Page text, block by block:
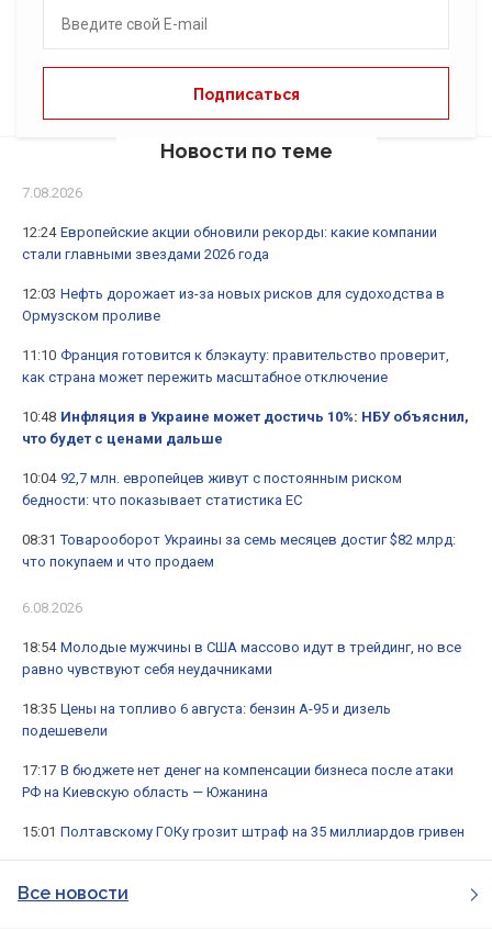
Новости по теме
7.08.2026
12:24 Европейские акции обновили рекорды: какие компании
стали главными звездами 2026 года
12:03 Нефть дорожает из-за новых рисков для судоходства в
Ормузском проливе
11:10 Франция готовится к блэкауту: правительство проверит,
как страна может пережить масштабное отключение
10:48 Инфляция в Украине может достичь 10%: НБУ объяснил,
что будет с ценами дальше
10:04 92,7 млн. европейцев живут с постоянным риском
бедности: что показывает статистика ЕС
08:31 Товарооборот Украины за семь месяцев достиг $82 млрд:
что покупаем и что продаем
6.08.2026
18:54 Молодые мужчины в США массово идут в трейдинг, но все
равно чувствуют себя неудачниками
18:35 Цены на топливо 6 августа: бензин А-95 и дизель
подешевели
17:17 В бюджете нет денег на компенсации бизнеса после атаки
РФ на Киевскую область — Южанина
15:01 Полтавскому ГОКу грозит штраф на 35 миллиардов гривен
Все новости